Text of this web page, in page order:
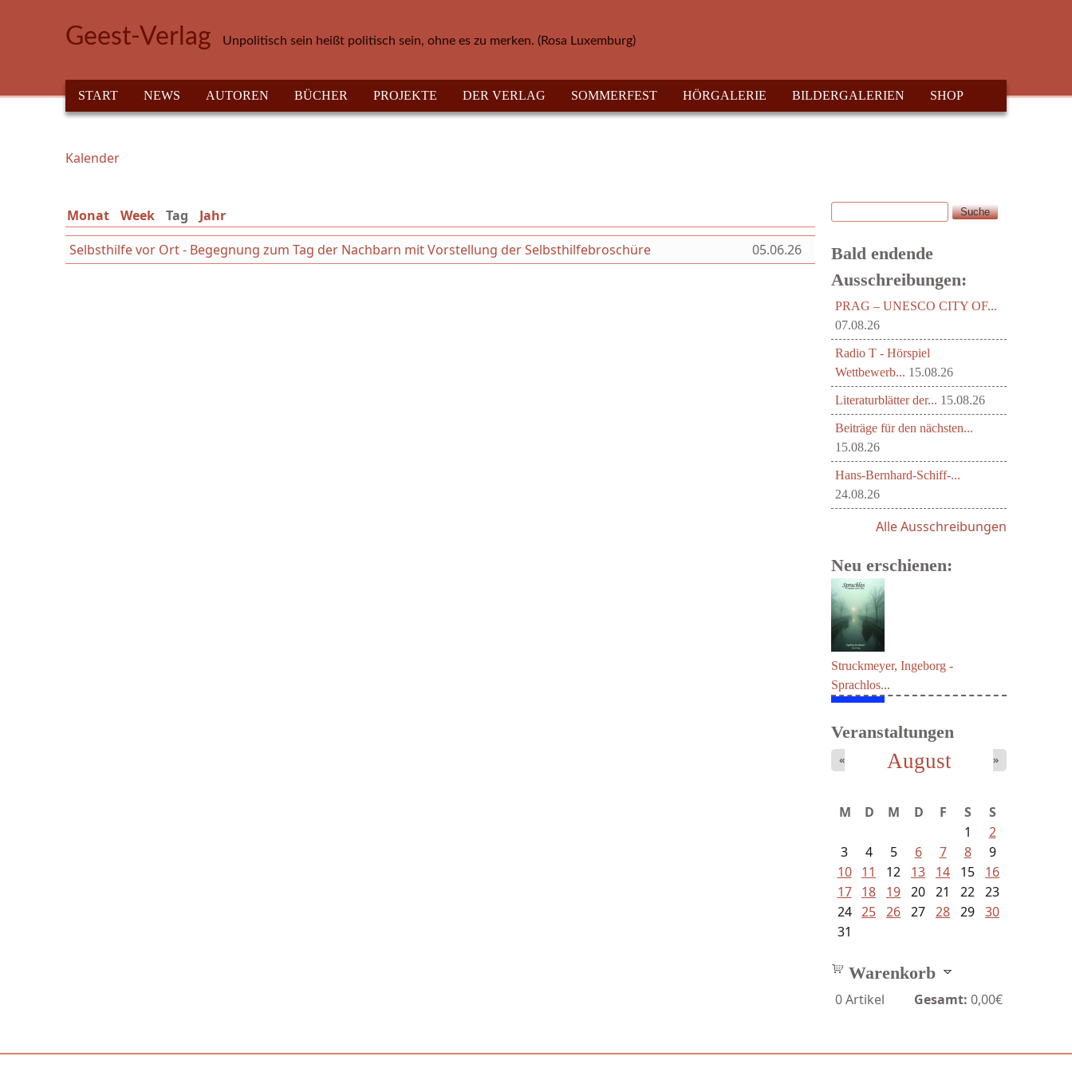
Geest-Verlag Unpolitisch sein heißt politisch sein, ohne es zu merken. (Rosa Luxemburg)
HAUPTMENÜ
START NEWS AUTOREN BÜCHER PROJEKTE DER VERLAG SOMMERFEST HÖRGALERIE BILDERGALERIEN SHOP
Sie sind hier
Kalender
Monat Week Tag (aktiver Reiter)
Jahr
Selbsthilfe vor Ort - Begegnung zum Tag der Nachbarn mit Vorstellung der Selbsthilfebroschüre
05.06.26
Suchformular
Suche
Bald endende
Ausschreibungen:
PRAG – UNESCO CITY OF...
07.08.26
Radio T - Hörspiel
Wettbewerb... 15.08.26
Literaturblätter der... 15.08.26
Beiträge für den nächsten...
15.08.26
Hans-Bernhard-Schiff-...
24.08.26
Alle Ausschreibungen
Neu erschienen:
Struckmeyer, Ingeborg -
Sprachlos...
Veranstaltungen
August
« »
M D M D F S
S
1
2
3
4 5 6 7 8
9
10
11 12 13 14 15
16
17
18 19 20 21 22 23
24 25 26 27 28 29 30
31
Warenkorb
0Artikel Gesamt: 0,00€